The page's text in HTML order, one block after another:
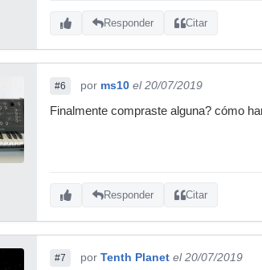
Responder Citar
#6 por ms10 el 20/07/2019
Finalmente compraste alguna? cómo
Responder Citar
#7 por Tenth Planet el 20/07/2019